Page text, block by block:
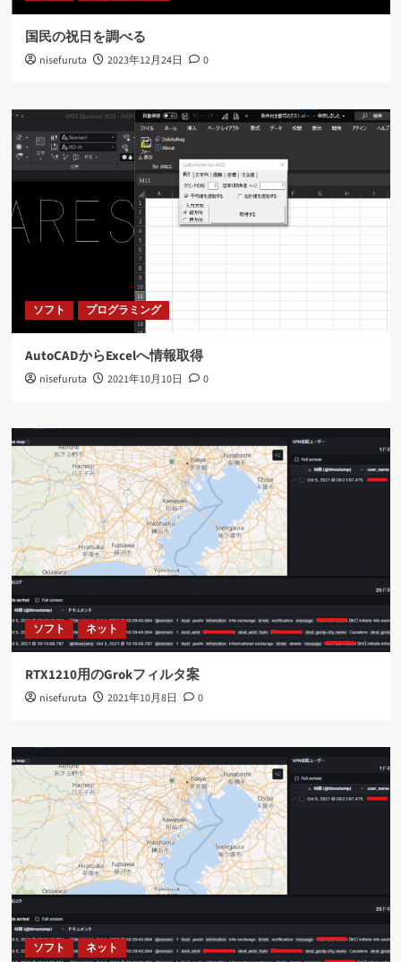
国民の祝日を調べる
nisefuruta 2023年12月24日 0
ソフト プログラミング
AutoCADからExcelへ情報取得
nisefuruta 2021年10月10日 0
ソフト ネット
RTX1210用のGrokフィルタ案
nisefuruta 2021年10月8日 0
ソフト ネット